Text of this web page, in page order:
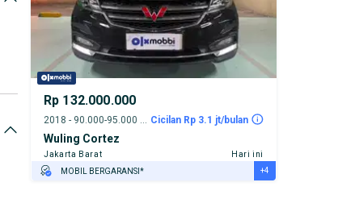
Rp 132.000.000
Cicilan Rp 3.1 jt/bulan
Wuling Cortez
Jakarta Barat
Hari ini
MOBIL BERGARANSI*
+4